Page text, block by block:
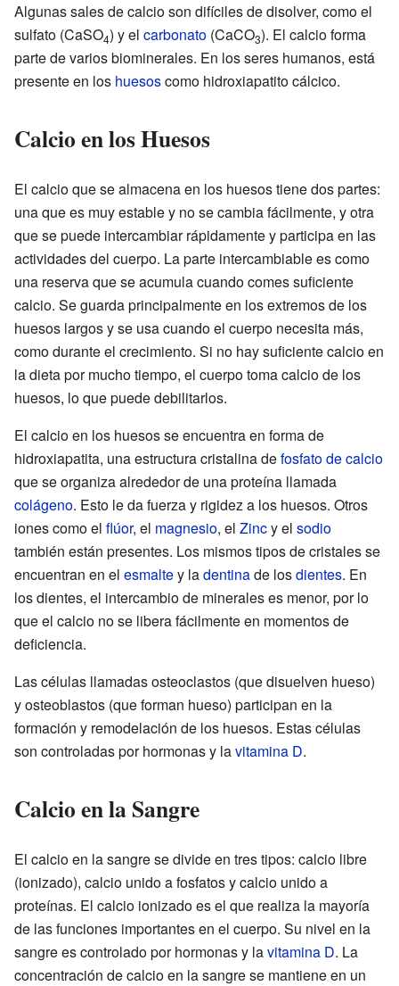
Algunas sales de calcio son difíciles de disolver, como el
sulfato (CaSO4) y el carbonato (CaCO3). El calcio forma
parte de varios biominerales. En los seres humanos, está
presente en los huesoscomo hidroxiapatito cálcico.
Calcio en los Huesos
El calcio que se almacena en los huesos tiene dos partes:
una que es muy estable y no se cambia fácilmente, y otra
que se puede intercambiar rápidamente y participa en las
actividades del cuerpo. La parte intercambiable es como
una reserva que se acumula cuando comes suficiente
calcio. Se guarda principalmente en los extremos de los
huesos largos y se usa cuando el cuerpo necesita más,
como durante el crecimiento. Si no hay suficiente calcio en
la dieta por mucho tiempo, el cuerpo toma calcio de los
huesos, lo que puede debilitarlos.
El calcio en los huesos se encuentra en forma de
hidroxiapatita, una estructura cristalina defosfato de calcio
que se organiza alrededor de una proteína llamada
colágeno. Esto le da fuerza y rigidez a los huesos. Otros
iones como el flúor, el magnesio, el Zincy el sodio
también están presentes. Los mismos tipos de cristales se
encuentran en el esmaltey ladentinade losdientes. En
los dientes, el intercambio de minerales es menor, por lo
que el calcio no se libera fácilmente en momentos de
deficiencia.
Las células llamadas osteoclastos (que disuelven hueso)
y osteoblastos (que forman hueso) participan en la
formación y remodelación de los huesos. Estas células
son controladas por hormonas y lavitamina D.
Calcio en la Sangre
El calcio en la sangre se divide en tres tipos: calcio libre
(ionizado), calcio unido a fosfatos y calcio unido a
proteínas. El calcio ionizado es el que realiza la mayoría
de las funciones importantes en el cuerpo. Su nivel en la
sangre es controlado por hormonas y lavitamina D. La
concentración de calcio en la sangre se mantiene en un